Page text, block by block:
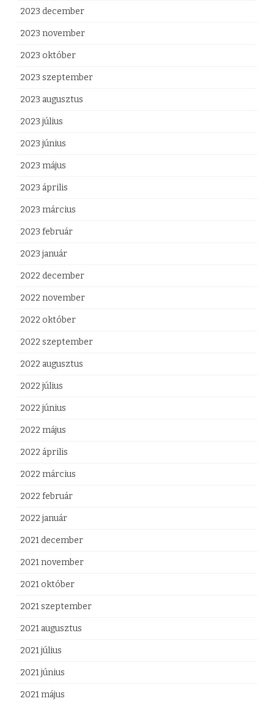
2023 december
2023 november
2023 október
2023 szeptember
2023 augusztus
2023 július
2023 június
2023 május
2023 április
2023 március
2023 február
2023 január
2022 december
2022 november
2022 október
2022 szeptember
2022 augusztus
2022 július
2022 június
2022 május
2022 április
2022 március
2022 február
2022 január
2021 december
2021 november
2021 október
2021 szeptember
2021 augusztus
2021 július
2021 június
2021 május